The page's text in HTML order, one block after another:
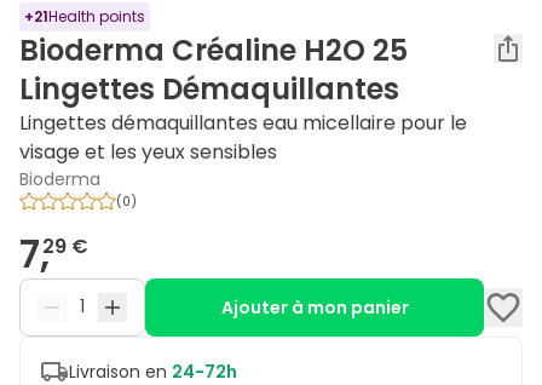
+21Health points
Bioderma Créaline H2O 25
Lingettes Démaquillantes
Lingettes démaquillantes eau micellaire pour le
visage et les yeux sensibles
Bioderma
(0)
7,29 €
Ajouter à mon panier
Livraison en 24-72h